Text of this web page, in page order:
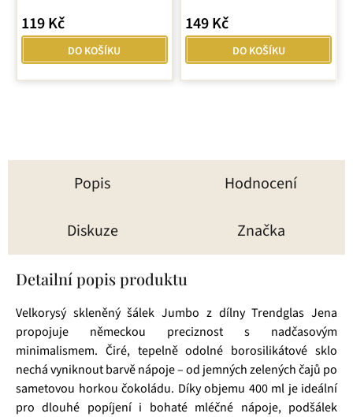
4,0
5
hvězdiček.
119 Kč
DO KOŠÍKU
149 Kč
DO KOŠÍKU
Popis Hodnocení
Diskuze Značka
Detailní popis produktu
Velkorysý skleněný šálek Jumbo z dílny Trendglas Jena
propojuje německou preciznost s nadčasovým
minimalismem. Čiré, tepelně odolné borosilikátové sklo
nechá vyniknout barvě nápoje – od jemných zelených čajů po
sametovou horkou čokoládu. Díky objemu 400 ml je ideální
pro dlouhé popíjení i bohaté mléčné nápoje, podšálek